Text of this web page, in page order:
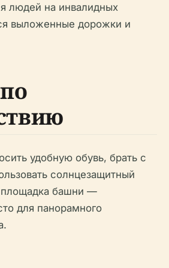
людей на инвалидных
выложенные дорожки и
удобную обувь, брать с
солнцезащитный
башни —
для панорамного